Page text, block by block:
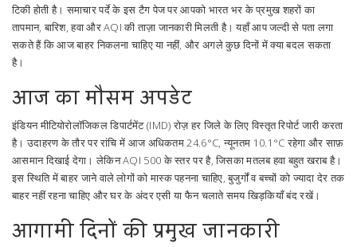
टिकी होती है। समाचार पर्दे के इस टैग पेज पर आपको भारत भर के प्रमुख शहरों का
तापमान, बारिश, हवा और AQI की ताज़ा जानकारी मिलती है। यहाँ आप जल्दी से पता लगा
सकते हैं कि आज बाहर निकलना चाहिए या नहीं, और अगले कुछ दिनों में क्या बदल सकता
है।
आज का मौसम अपडेट
इंडियन मीटियोरोलॉजिकल डिपार्टमेंट (IMD) रोज़ हर जिले के लिए विस्तृत रिपोर्ट जारी करता
है। उदाहरण के तौर पर रांचि में आज अधिकतम 24.6°C, न्यूनतम 10.1°C रहेगा और साफ़
आसमान दिखाई देगा। लेकिन AQI 500 के स्तर पर है, जिसका मतलब हवा बहुत खराब है।
इस स्थिति में बाहर जाने वाले लोगों को मास्क पहनना चाहिए, बुजुर्गों व बच्चों को ज्यादा देर तक
बाहर नहीं रहना चाहिए और घर के अंदर एसी या फैन चलाते समय खिड़कियाँ बंद रखें।
आगामी दिनों की प्रमुख जानकारी